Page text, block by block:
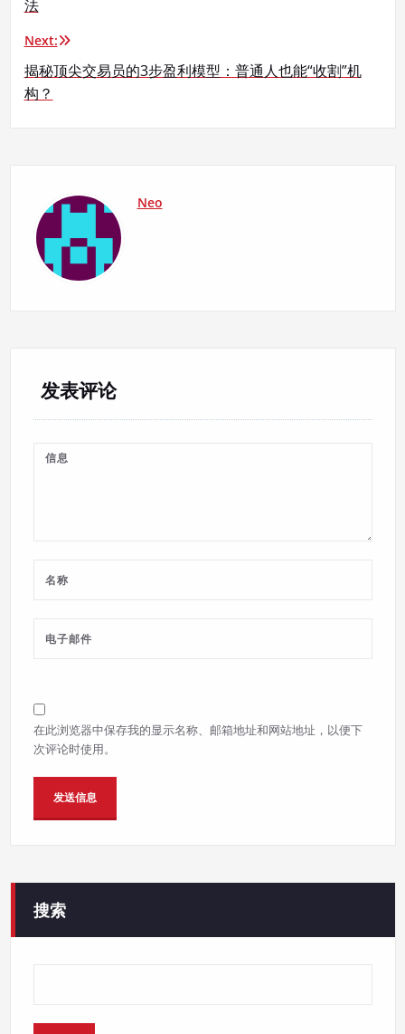
导
航
法
Next:
揭秘顶尖交易员的3步盈利模型：普通人也能“收割”机
构？
Neo
发表评论
在此浏览器中保存我的显示名称、邮箱地址和网站地址，以便下
次评论时使用。
搜索